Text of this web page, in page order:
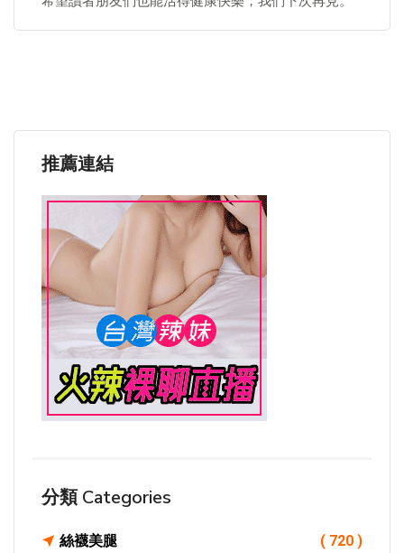
推薦連結
分類 Categories
絲襪美腿 ( 720 )